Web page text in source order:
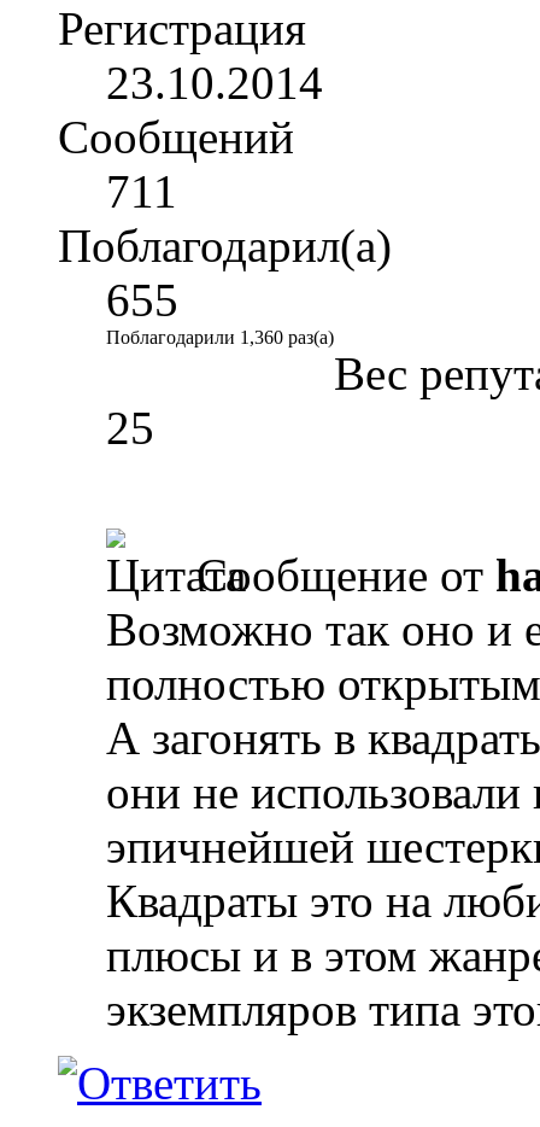
Регистрация
23.10.2014
Сообщений
711
Поблагодарил(а)
655
Поблагодарили 1,360 раз(а)
Вес
25
Сообщение от
Возможно так оно и
полностью
А загонять в
они не
эпичнейшей
Квадраты это на
плюсы и в этом
экземпляров типа